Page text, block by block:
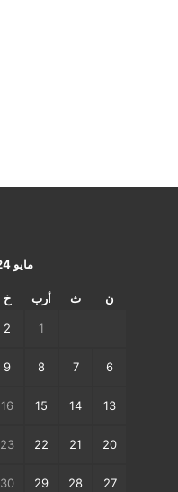
مايو 2024
ن ث أرب خ
1
2
6
7
8
9
13
14
15
16
20
21
22
23
27
28
29
30